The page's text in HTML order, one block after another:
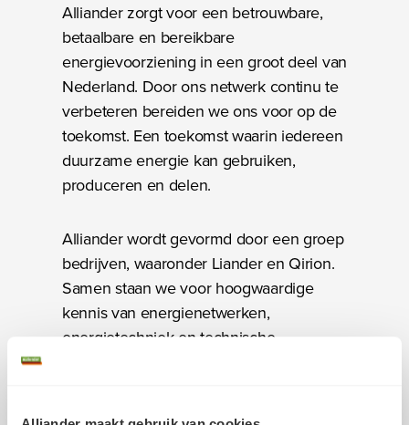
Alliander zorgt voor een betrouwbare,
betaalbare en bereikbare
energievoorziening in een groot deel van
Nederland. Door ons netwerk continu te
verbeteren bereiden we ons voor op de
toekomst. Een toekomst waarin iedereen
duurzame energie kan gebruiken,
produceren en delen.
Alliander wordt gevormd door een groep
bedrijven, waaronder Liander en Qirion.
Samen staan we voor hoogwaardige
kennis van energienetwerken,
energietechniek en technische